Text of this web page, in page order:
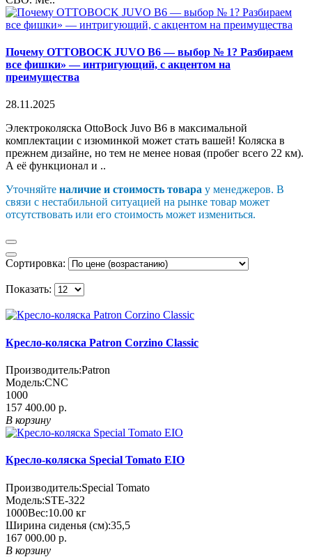
Почему OTTOBOCK JUVO B6 — выбор № 1? Разбираем
все фишки» — интригующий, с акцентом на
преимущества
28.11.2025
Электроколяска OttoBock Juvo B6 в максимальной
комплектации с изюминкой может стать вашей! Коляска в
прежнем дизайне, но тем не менее новая (пробег всего 22 км).
А её функционал и ..
Уточняйте наличие и стоимость товара у менеджеров. В
связи с нестабильной ситуацией на рынке товар может
отсутствовать или его стоимость может измениться.
Сортировка:
Показать:
Кресло-коляска Patron Corzino Classic
Производитель:Patron
Модель:CNC
1000
157 400.00 р.
В корзину
Кресло-коляска Special Tomato EIO
Производитель:Special Tomato
Модель:STE-322
1000Вес:10.00 кг
Ширина сиденья (см):35,5
167 000.00 р.
В корзину